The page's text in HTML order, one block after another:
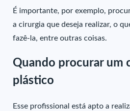
É importante, por exemplo,
a cirurgia que deseja realizar, o
fazê-la, entre outras coisas.
Quando procurar um
plástico
Esse profissional está apto a